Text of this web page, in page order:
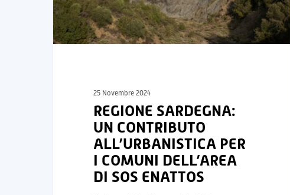
25 Novembre 2024
REGIONE SARDEGNA:
UN CONTRIBUTO
ALL’URBANISTICA PER
I COMUNI DELL’AREA
DI SOS ENATTOS